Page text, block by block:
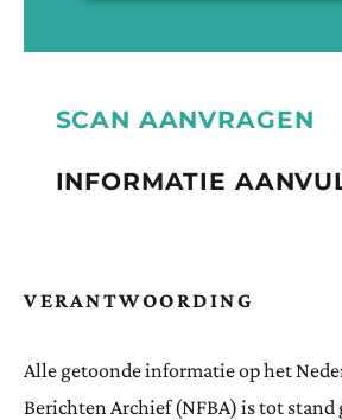
SCAN AANVRAGEN
INFORMATIE
VERANTWOORDING
Alle getoonde informatie op het
Berichten Archief (NFBA) is tot stand